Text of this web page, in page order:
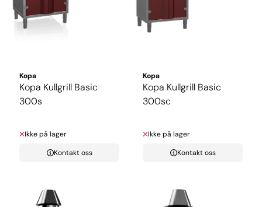
Kopa
Kopa Kullgrill Basic
300s
Ikke på lager
Kontakt oss
Kopa
Kopa Kullgrill Basic
300sc
Ikke på lager
Kontakt oss